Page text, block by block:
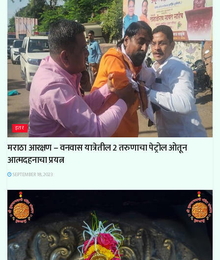
इतर
मराठा आरक्षण – वनवास यात्रेतील 2 तरुणाचा पेट्रोल ओतून
आत्मदहनाचा प्रयत्न
SEPTEMBER 18, 2023